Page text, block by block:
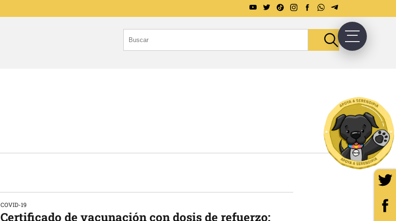
COVID-19
Certificado de vacunación con dosis de refuerzo: